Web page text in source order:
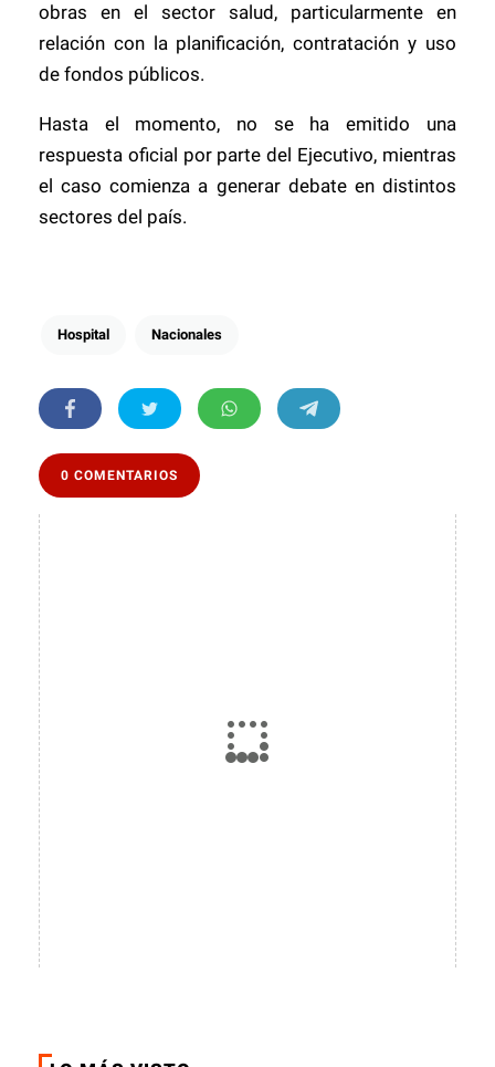
obras en el sector salud, particularmente en
relación con la planificación, contratación y uso
de fondos públicos.
Hasta el momento, no se ha emitido una
respuesta oficial por parte del Ejecutivo, mientras
el caso comienza a generar debate en distintos
sectores del país.
Hospital Nacionales
0 COMENTARIOS